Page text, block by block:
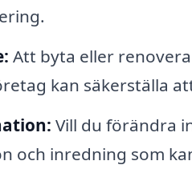
Att byta eller
kan säkerställa
Vill du förändra
och inredning som